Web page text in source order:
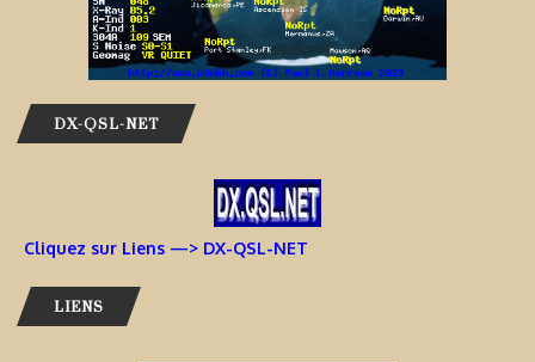
DX-QSL-NET
Cliquez sur Liens —> DX-QSL-NET
LIENS